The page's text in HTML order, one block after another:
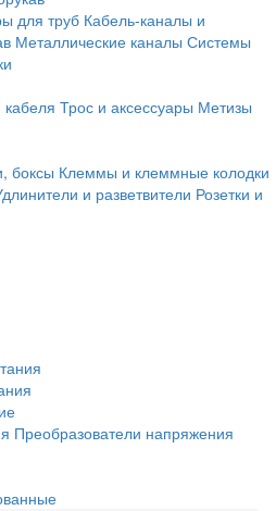
для труб Кабель-каналы и
Металлические каналы Системы
Трос и аксессуары Метизы
боксы Клеммы и клеммные колодки
и разветвители Розетки и
Преобразователи напряжения